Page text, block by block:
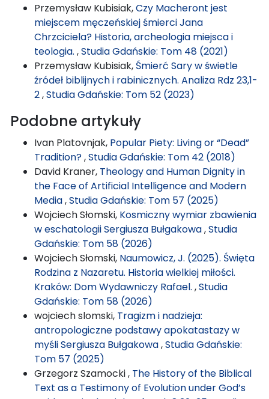
Przemysław Kubisiak,Czy Macheront jest
miejscem męczeńskiej śmierci Jana
Chrzciciela? Historia, archeologia miejsca i
teologia. ,Studia Gdańskie: Tom 48 (2021)
Przemysław Kubisiak, Śmierć Sary w świetle
źródeł biblijnych i rabinicznych. Analiza Rdz 23,1-
2,Studia Gdańskie: Tom 52 (2023)
Podobne artykuły
Ivan Platovnjak, Popular Piety: Living or “Dead”
Tradition?,Studia Gdańskie: Tom 42 (2018)
David Kraner, Theology and Human Dignity in
the Face of Artificial Intelligence and Modern
Media,Studia Gdańskie: Tom 57 (2025)
Wojciech Słomski, Kosmiczny wymiar zbawienia
w eschatologii Sergiusza Bułgakowa,Studia
Gdańskie: Tom 58 (2026)
Wojciech Słomski, Naumowicz, J. (2025). Święta
Rodzina z Nazaretu. Historia wielkiej miłości.
Kraków: Dom Wydawniczy Rafael. ,Studia
Gdańskie: Tom 58 (2026)
wojciech slomski, Tragizm i nadzieja:
antropologiczne podstawy apokatastazy w
myśli Sergiusza Bułgakowa,Studia Gdańskie:
Tom 57 (2025)
Grzegorz Szamocki , The History of the Biblical
Text as a Testimony of Evolution under God’s